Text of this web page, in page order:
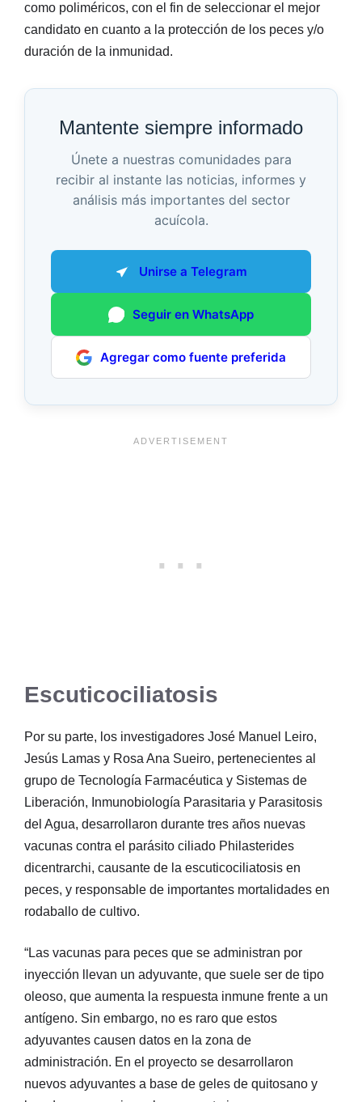
como poliméricos, con el fin de seleccionar el mejor
candidato en cuanto a la protección de los peces y/o
duración de la inmunidad.
Mantente siempre informado
Únete a nuestras comunidades para
recibir al instante las noticias, informes y
análisis más importantes del sector
acuícola.
Unirse a Telegram
Seguir en WhatsApp
Agregar como fuente preferida
Escuticociliatosis
Por su parte, los investigadores José Manuel Leiro,
Jesús Lamas y Rosa Ana Sueiro, pertenecientes al
grupo de Tecnología Farmacéutica y Sistemas de
Liberación, Inmunobiología Parasitaria y Parasitosis
del Agua, desarrollaron durante tres años nuevas
vacunas contra el parásito ciliado Philasterides
dicentrarchi, causante de la escuticociliatosis en
peces, y responsable de importantes mortalidades en
rodaballo de cultivo.
“Las vacunas para peces que se administran por
inyección llevan un adyuvante, que suele ser de tipo
oleoso, que aumenta la respuesta inmune frente a un
antígeno. Sin embargo, no es raro que estos
adyuvantes causen datos en la zona de
administración. En el proyecto se desarrollaron
nuevos adyuvantes a base de geles de quitosano y